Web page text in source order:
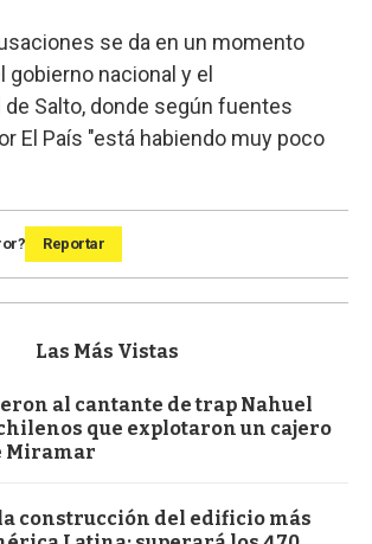
se da en un momento
gobierno nacional y el
Salto, donde según fuentes
El País "está habiendo muy poco
Reportar
Las Más Vistas
al cantante de trap Nahuel
chilenos que explotaron un cajero
Miramar
construcción del edificio más